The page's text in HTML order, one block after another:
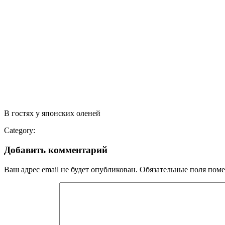
В гостях у японских оленей
Category:
Добавить комментарий
Ваш адрес email не будет опубликован. Обязательные поля